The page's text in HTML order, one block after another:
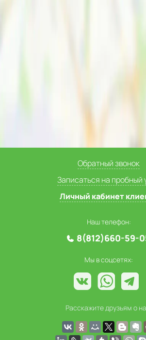
Обратный звонок
Записаться на пробный
Личный кабинет
Наш телефон:
8(812)660-59-
Мы в соцсетях:
Расскажите друзьям о